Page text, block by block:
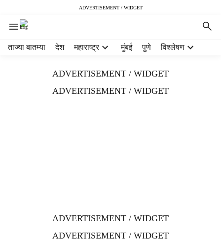
ADVERTISEMENT / WIDGET
ताज्या बातम्या देश महाराष्ट्र मुंबई पुणे विश्लेषण
ADVERTISEMENT / WIDGET
ADVERTISEMENT / WIDGET
ADVERTISEMENT / WIDGET
ADVERTISEMENT / WIDGET